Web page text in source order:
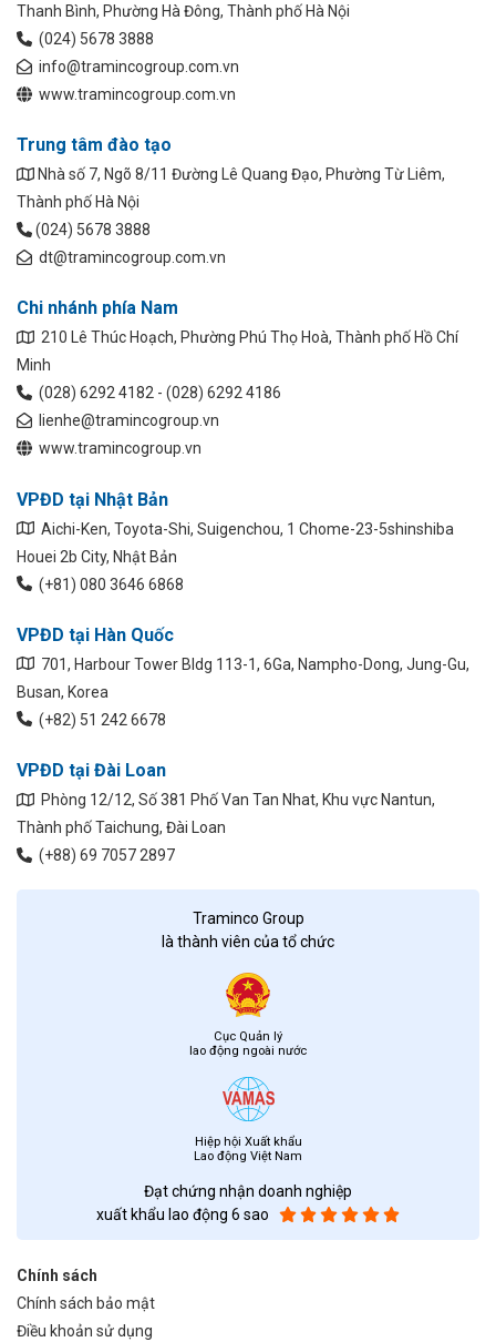
Thanh Bình, Phường Hà Đông, Thành phố Hà Nội
(024) 5678 3888
info@tramincogroup.com.vn
www.tramincogroup.com.vn
Trung tâm đào tạo
Nhà số 7, Ngõ 8/11 Đường Lê Quang Đạo, Phường Từ Liêm,
Thành phố Hà Nội
(024) 5678 3888
dt@tramincogroup.com.vn
Chi nhánh phía Nam
210 Lê Thúc Hoạch, Phường Phú Thọ Hoà, Thành phố Hồ Chí
Minh
(028) 6292 4182 - (028) 6292 4186
lienhe@tramincogroup.vn
www.tramincogroup.vn
VPĐD tại Nhật Bản
Aichi-Ken, Toyota-Shi, Suigenchou, 1 Chome-23-5shinshiba
Houei 2b City, Nhật Bản
(+81) 080 3646 6868
VPĐD tại Hàn Quốc
701, Harbour Tower Bldg 113-1, 6Ga, Nampho-Dong, Jung-Gu,
Busan, Korea
(+82) 51 242 6678
VPĐD tại Đài Loan
Phòng 12/12, Số 381 Phố Van Tan Nhat, Khu vực Nantun,
Thành phố Taichung, Đài Loan
(+88) 69 7057 2897
Traminco Group
là thành viên của tổ chức
Cục Quản lý
lao động ngoài nước
Hiệp hội Xuất khẩu
Lao động Việt Nam
Đạt chứng nhận doanh nghiệp
xuất khẩu lao động 6 sao
Chính sách
Chính sách bảo mật
Điều khoản sử dụng